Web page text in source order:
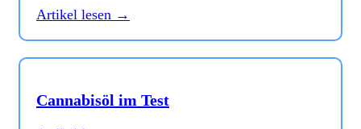
Artikel lesen →
Cannabisöl im Test